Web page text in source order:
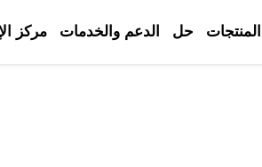
المنتجات حل الدعم والخدمات مركز